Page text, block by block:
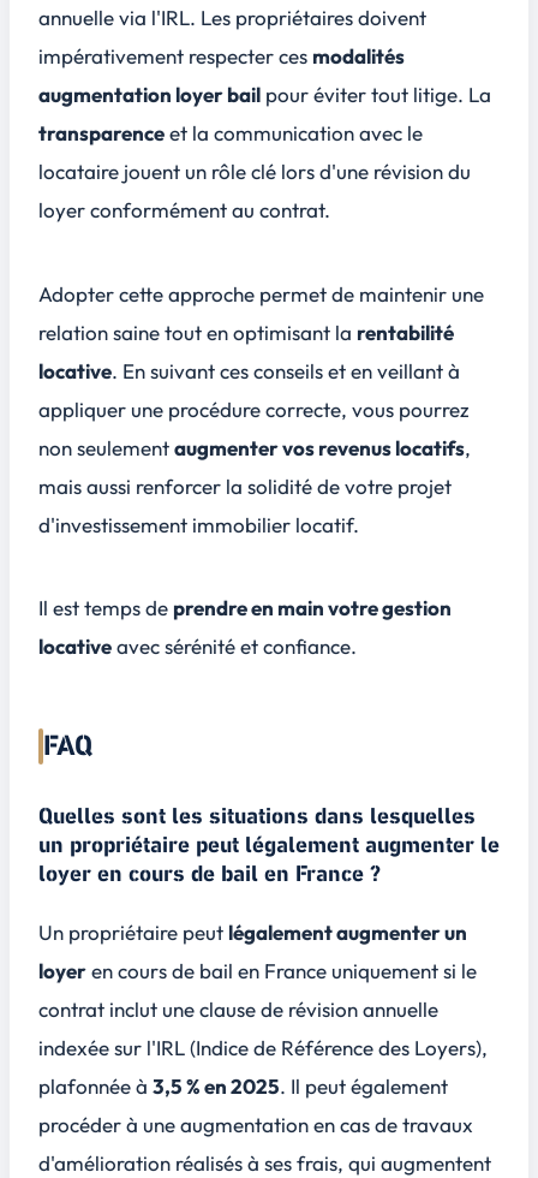
annuelle via l'IRL. Les propriétaires doivent
impérativement respecter ces modalités
augmentation loyer bail pouréviter tout litige. La
transparenceet la communication avec le
locataire jouent un rôle clé lors d'une révision du
loyer conformément au contrat.
Adopter cette approche permet de maintenir une
relation sainetout en optimisant la rentabilité
locative. En suivant ces conseils et en veillant à
appliquer une procédure correcte, vous pourrez
non seulementaugmenter vos revenus locatifs,
mais aussi renforcer la solidité de votre projet
d'investissement immobilier locatif.
Il est temps de prendre en main votre gestion
locativeavec sérénité et confiance.
FAQ
Quelles sont les situations dans lesquelles
un propriétaire peut légalement augmenter le
loyer en cours de bail en France ?
Un propriétaire peut légalement augmenter un
loyeren cours de bail en France uniquement si le
contrat inclut uneclause de révision annuelle
indexée sur l'IRL (Indice de Référence des Loyers),
plafonnée à 3,5 % en 2025. Il peut également
procéder à une augmentation en cas de travaux
d'amélioration réalisés à ses frais, qui augmentent